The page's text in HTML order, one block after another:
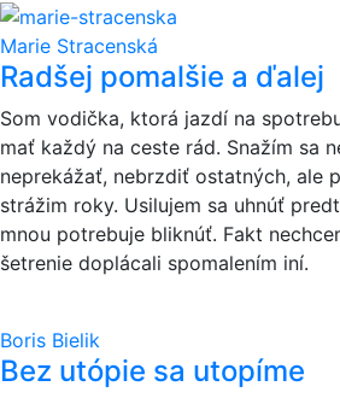
Marie Stracenská
Radšej pomalšie a ďalej
Som vodička, ktorá jazdí na
mať každý na ceste rád. Snažím sa
neprekážať, nebrzdiť ostatných, ale
strážim roky. Usilujem sa uhnúť
mnou potrebuje bliknúť. Fakt
šetrenie doplácali spomalením iní.
Boris Bielik
Bez utópie sa utopíme